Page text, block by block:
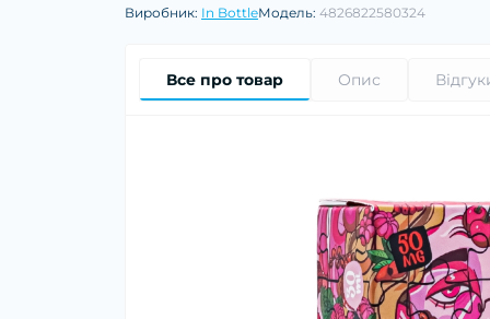
Виробник: In BottleМодель: 4826822580324
Все про товар Опис